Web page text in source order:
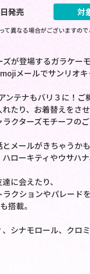
日発売 対
異なる場合がございますの
が登場するガラケー
メールでサンリオ
ンテナもバリ３に！
たり、お着替えをさ
クターズモチーフの
メールがきちゃうか
ローキティやウサハ
に会えたり、
クションやパレード
搭載。
シナモロール、ク